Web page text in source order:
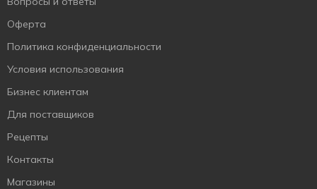
Оферта
Политика конфиденциальности
Условия использования
Бизнес клиентам
Для поставщиков
Рецепты
Контакты
Магазины